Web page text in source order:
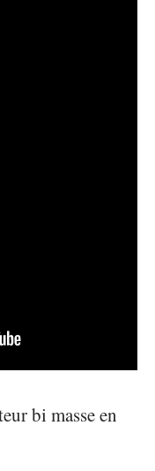
bi masse en